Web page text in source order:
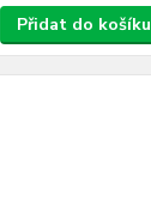
Přidat do košíku